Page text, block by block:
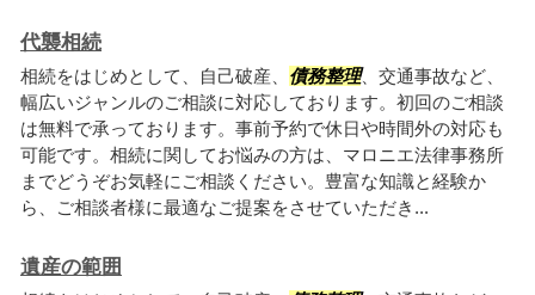
代襲相続
相続をはじめとして、自己破産、 債務整理、交通事故など、
幅広いジャンルのご相談に対応しております。初回のご相談
は無料で承っております。事前予約で休日や時間外の対応も
可能です。相続に関してお悩みの方は、マロニエ法律事務所
までどうぞお気軽にご相談ください。豊富な知識と経験か
ら、ご相談者様に最適なご提案をさせていただき...
遺産の範囲